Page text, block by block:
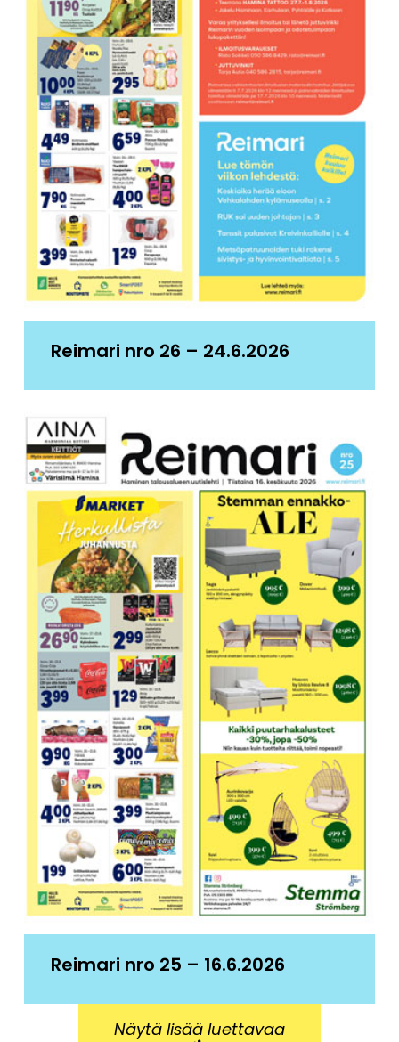
Reimari nro 26 – 24.6.2026
Reimari nro 25 – 16.6.2026
Näytä lisää luettavaa